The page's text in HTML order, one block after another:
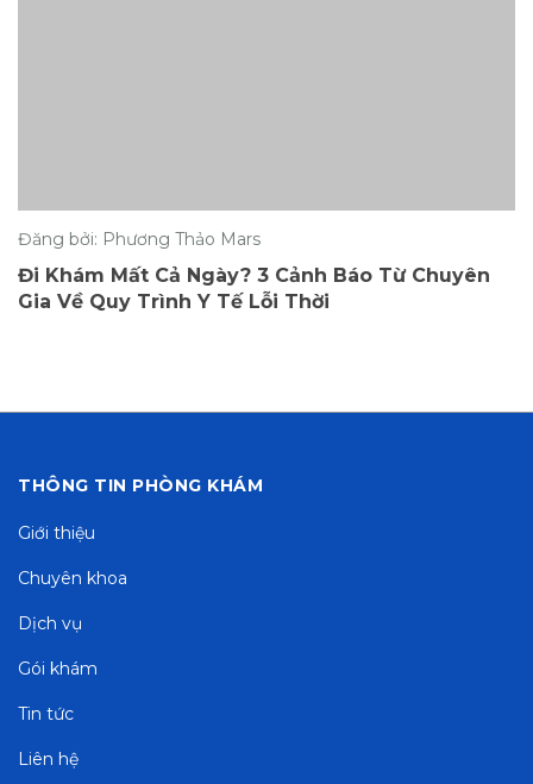
Đăng bởi: Phương Thảo Mars
Đi Khám Mất Cả Ngày? 3 Cảnh Báo Từ Chuyên
THÔNG TIN PHÒNG KHÁM
Giới thiệu
Chuyên khoa
Dịch vụ
Gói khám
Tin tức
Liên hệ